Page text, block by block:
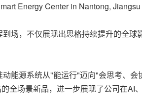
Energy Center in Nantong,
场，不仅展现出思格持续提升的全
能源系统从"能运行"迈向"会思考、
场景新品，进一步展现了公司在AI